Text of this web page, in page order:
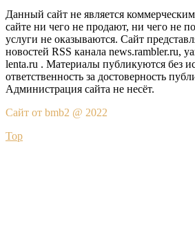
Данный сайт не является
сайте ни чего не продают, ни чего не
услуги не оказываются. Сайт
новостей RSS канала news.rambler.ru,
lenta.ru . Материалы публикуются без
ответственность за достоверность
Администрация сайта не несёт.
Сайт от bmb2 @ 2022
Top